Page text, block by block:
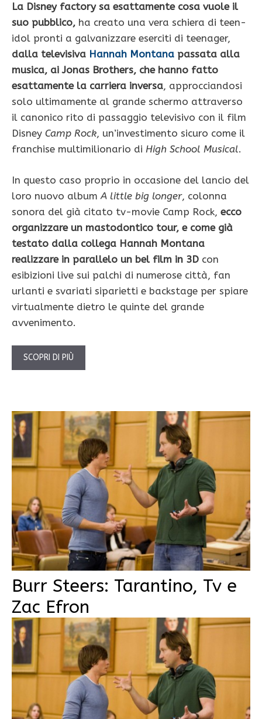
La Disney factory sa esattamente cosa vuole il
suo pubblico, ha creato una vera schiera di teen-
idol pronti a galvanizzare eserciti di teenager,
dalla televisiva Hannah Montana passata alla
musica, ai Jonas Brothers, che hanno fatto
esattamente la carriera inversa, approcciandosi
solo ultimamente al grande schermo attraverso
il canonico rito di passaggio televisivo con il film
Disney Camp Rock, un’investimento sicuro come il
franchise multimilionario di High School Musical.
In questo caso proprio in occasione del lancio del
loro nuovo albumA little big longer, colonna
sonora del già citato tv-movie Camp Rock, ecco
organizzare un mastodontico tour, e come già
testato dalla collega Hannah Montana
realizzare in parallelo un bel film in 3D con
esibizioni live sui palchi di numerose città, fan
urlanti e svariati siparietti e backstage per spiare
virtualmente dietro le quinte del grande
avvenimento.
SCOPRI DI PIÙ
Burr Steers: Tarantino, Tv e
Zac Efron